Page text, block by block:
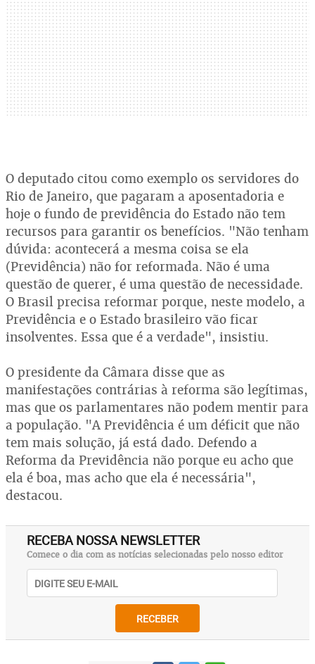
O deputado citou como exemplo os servidores do
Rio de Janeiro, que pagaram a aposentadoria e
hoje o fundo de previdência do Estado não tem
recursos para garantir os benefícios. "Não tenham
dúvida: acontecerá a mesma coisa se ela
(Previdência) não for reformada. Não é uma
questão de querer, é uma questão de necessidade.
O Brasil precisa reformar porque, neste modelo, a
Previdência e o Estado brasileiro vão ficar
insolventes. Essa que é a verdade", insistiu.
O presidente da Câmara disse que as
manifestações contrárias à reforma são legítimas,
mas que os parlamentares não podem mentir para
a população. "A Previdência é um déficit que não
tem mais solução, já está dado. Defendo a
Reforma da Previdência não porque eu acho que
ela é boa, mas acho que ela é necessária",
destacou.
RECEBA NOSSA NEWSLETTER
Comece o dia com as notícias selecionadas pelo nosso editor
RECEBER